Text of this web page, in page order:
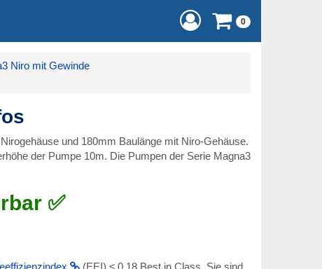
0
Niro mit Gewinde
und 180mm Baulänge mit Niro-Gehäuse.
der Pumpe 10m. Die Pumpen der Serie Magna3
✅
(EEI) ≤ 0.18 Best in Class. Sie sind